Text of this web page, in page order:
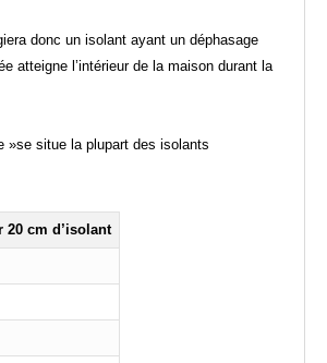
donc un isolant ayant un déphasage
atteigne l’intérieur de la maison durant la
»se situe la plupart des isolants
20 cm d’isolant